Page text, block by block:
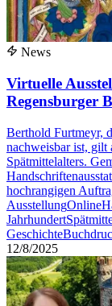
News
Virtuelle
Regensburger
Berthold Furtmeyr,
nachweisbar ist, gilt
Spätmittelalters.
hochrangigen
AusstellungOnline
Jahrhundert
Geschichte
12/8/2025